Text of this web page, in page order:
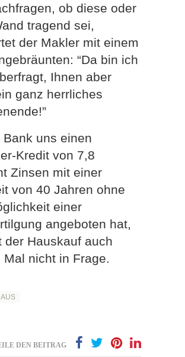
ob diese oder
tragend sei,
der Makler mit einem
“Da bin ich
Ihnen aber
ganz herrliches
Bank uns einen
Kredit von 7,8
Zinsen mit einer
von 40 Jahren ohne
einer
angeboten hat,
der Hauskauf auch
Mal nicht in Frage.
DEN BEITRAG